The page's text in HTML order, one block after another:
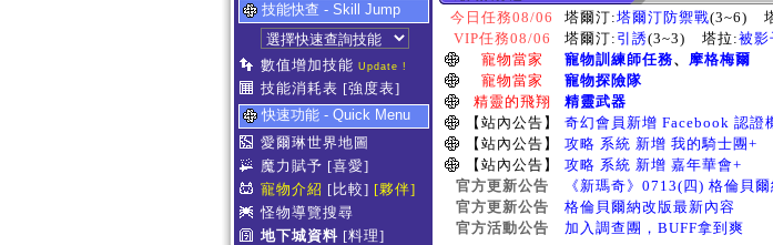
技能快查 - Skill Jump
數值增加技能 Update !
技能消耗表 [強度表]
快速功能 - Quick Menu
愛爾琳世界地圖
魔力賦予 [喜愛]
寵物介紹 [比較] [夥伴]
怪物導覽搜尋
地下城資料 [料理]
今日任務08/06 塔爾汀:塔爾汀防禦戰(3~6)
VIP任務08/06
塔爾汀: 引誘(3~3) 塔拉:被影
寵物當家
寵物訓練師任務、 摩格梅爾
寵物當家
寵物探險隊
精靈的飛翔
精靈武器
【站內公告】
奇幻會員新增 Facebook 認證
【站內公告】
攻略 系統 新增 我的騎士團+
【站內公告】
攻略 系統 新增 嘉年華會+
官方更新公告
《新瑪奇》0713(四) 格倫貝
官方更新公告
格倫貝爾納改版最新內容
官方活動公告
加入調查團，BUFF拿到爽